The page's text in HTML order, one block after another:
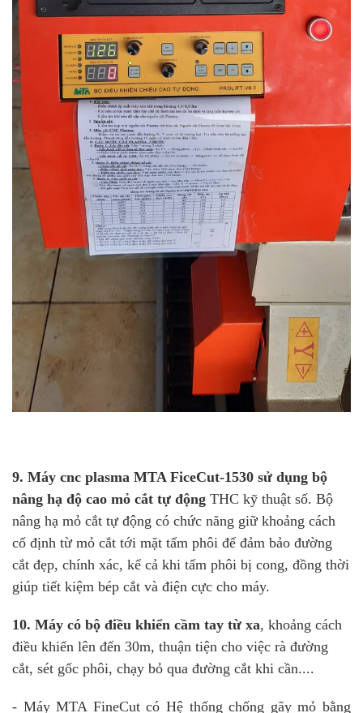
9. Máy cnc plasma MTA FiceCut-1530 sử dụng bộ
nâng hạ độ cao mỏ cắt tự động THC kỹ thuật số. Bộ
nâng hạ mỏ cắt tự động có chức năng giữ khoảng cách
cố định từ mỏ cắt tới mặt tấm phôi để đảm bảo đường
cắt đẹp, chính xác, kể cả khi tấm phôi bị cong, đồng thời
giúp tiết kiệm bép cắt và điện cực cho máy.
10. Máy có bộ điều khiển cầm tay từ xa, khoảng cách
điều khiển lên đến 30m, thuận tiện cho việc rà đường
cắt, sét gốc phôi, chạy bỏ qua đường cắt khi cần....
- Máy MTA FineCut có Hệ thống chống gãy mỏ bằng